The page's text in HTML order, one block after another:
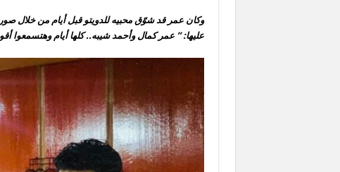
وكان عمر قد شوّق محبيه للدويتو قبل أيام من خلال
عليها: ” عمر كمال وأحمد شيبه.. كلها أيام وهتسمعوا